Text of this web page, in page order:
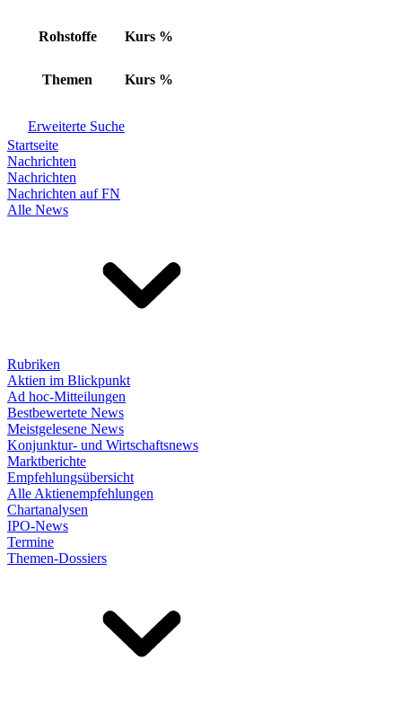
Rohstoffe Kurs %
Themen Kurs %
Erweiterte Suche
Startseite
Nachrichten
Nachrichten
Nachrichten auf FN
Alle News
Rubriken
Aktien im Blickpunkt
Ad hoc-Mitteilungen
Bestbewertete News
Meistgelesene News
Konjunktur- und Wirtschaftsnews
Marktberichte
Empfehlungsübersicht
Alle Aktienempfehlungen
Chartanalysen
IPO-News
Termine
Themen-Dossiers